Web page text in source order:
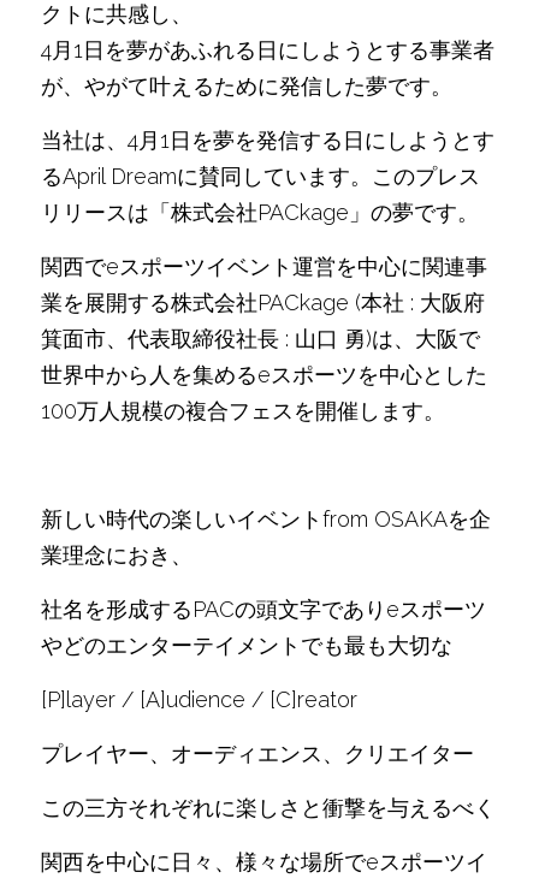
クトに共感し、
4月1日を夢があふれる日にしようとする事業者
が、やがて叶えるために発信した夢です。
当社は、4月1日を夢を発信する日にしようとす
るApril Dreamに賛同しています。このプレス
リリースは「株式会社PACkage」の夢です。
関西でeスポーツイベント運営を中心に関連事
業を展開する株式会社PACkage (本社 : 大阪府
箕面市、代表取締役社長 : 山口 勇)は、大阪で
世界中から人を集めるeスポーツを中心とした
100万人規模の複合フェスを開催します。
新しい時代の楽しいイベントfrom OSAKAを企
業理念におき、
社名を形成するPACの頭文字でありeスポーツ
やどのエンターテイメントでも最も大切な
[P]layer / [A]udience / [C]reator
プレイヤー、オーディエンス、クリエイター
この三方それぞれに楽しさと衝撃を与えるべく
関西を中心に日々、様々な場所でeスポーツイ